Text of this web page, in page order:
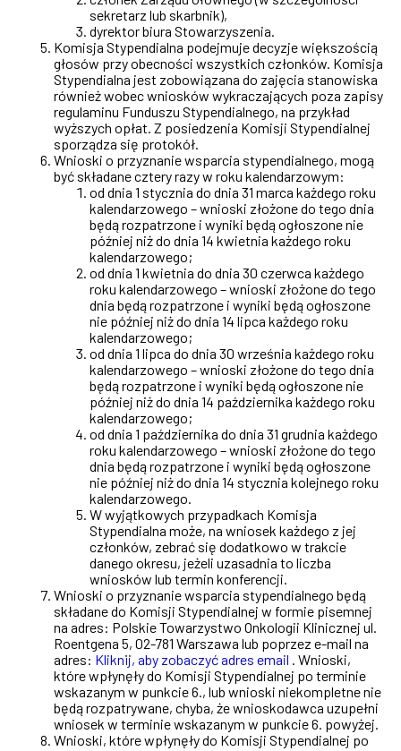
sekretarz lub skarbnik),
dyrektor biura Stowarzyszenia.
Komisja Stypendialna podejmuje decyzje większością
głosów przy obecności wszystkich członków. Komisja
Stypendialna jest zobowiązana do zajęcia stanowiska
również wobec wniosków wykraczających poza zapisy
regulaminu Funduszu Stypendialnego, na przykład
wyższych opłat. Z posiedzenia Komisji Stypendialnej
sporządza się protokół.
Wnioski o przyznanie wsparcia stypendialnego, mogą
być składane cztery razy w roku kalendarzowym:
od dnia 1 stycznia do dnia 31 marca każdego roku
kalendarzowego – wnioski złożone do tego dnia
będą rozpatrzone i wyniki będą ogłoszone nie
później niż do dnia 14 kwietnia każdego roku
kalendarzowego;
od dnia 1 kwietnia do dnia 30 czerwca każdego
roku kalendarzowego – wnioski złożone do tego
dnia będą rozpatrzone i wyniki będą ogłoszone
nie później niż do dnia 14 lipca każdego roku
kalendarzowego;
od dnia 1 lipca do dnia 30 września każdego roku
kalendarzowego – wnioski złożone do tego dnia
będą rozpatrzone i wyniki będą ogłoszone nie
później niż do dnia 14 października każdego roku
kalendarzowego;
od dnia 1 października do dnia 31 grudnia każdego
roku kalendarzowego – wnioski złożone do tego
dnia będą rozpatrzone i wyniki będą ogłoszone
nie później niż do dnia 14 stycznia kolejnego roku
kalendarzowego.
W wyjątkowych przypadkach Komisja
Stypendialna może, na wniosek każdego z jej
członków, zebrać się dodatkowo w trakcie
danego okresu, jeżeli uzasadnia to liczba
wniosków lub termin konferencji.
Wnioski o przyznanie wsparcia stypendialnego będą
składane do Komisji Stypendialnej w formie pisemnej
na adres: Polskie Towarzystwo Onkologii Klinicznej ul.
Roentgena 5, 02-781 Warszawa lub poprzez e-mail na
adres: Kliknij, aby zobaczyć adres email . Wnioski,
które wpłynęły do Komisji Stypendialnej po terminie
wskazanym w punkcie 6., lub wnioski niekompletne nie
będą rozpatrywane, chyba, że wnioskodawca uzupełni
wniosek w terminie wskazanym w punkcie 6. powyżej.
Wnioski, które wpłynęły do Komisji Stypendialnej po